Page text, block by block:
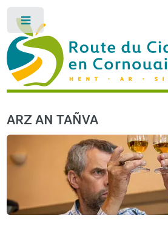
Cookies management panel
LA ROUTE DU CIDRE EN
ARZ AN TAÑVA